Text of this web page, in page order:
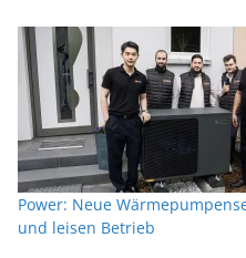
Power: Neue
und leisen Betrieb